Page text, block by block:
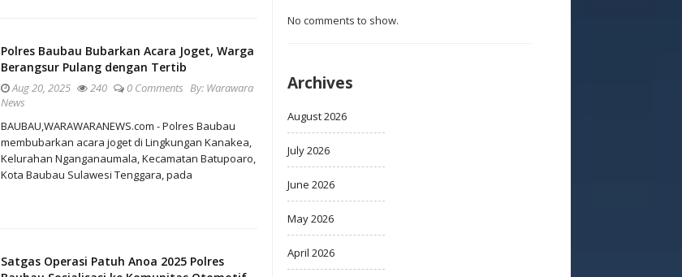
Polres Baubau Bubarkan Acara Joget, Warga
Berangsur Pulang dengan Tertib
Aug 20, 2025 240 0 Comments By: Warawara
News
BAUBAU,WARAWARANEWS.com - Polres Baubau
membubarkan acara joget di Lingkungan Kanakea,
Kelurahan Nganganaumala, Kecamatan Batupoaro,
Kota Baubau Sulawesi Tenggara, pada
Satgas Operasi Patuh Anoa 2025 Polres
No comments to show.
Archives
August 2026
July 2026
June 2026
May 2026
April 2026